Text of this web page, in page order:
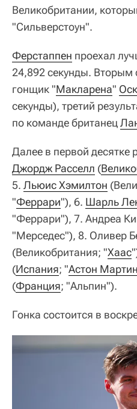
Великобритании,
"Сильверстоун".
Ферстаппен проехал
24,892 секунды. Вторым
гонщик "Макларена"
секунды), третий
по команде британец
Далее в первой десятке
Джордж Расселл (
5. Льюис Хэмилтон
"Феррари"), 6. Шарль
"Феррари"), 7. Андреа
"Мерседес"), 8. Оливер
(Великобритания; "Хаас
(Испания; "Астон Мартин
(Франция; "Альпин").
Гонка состоится в